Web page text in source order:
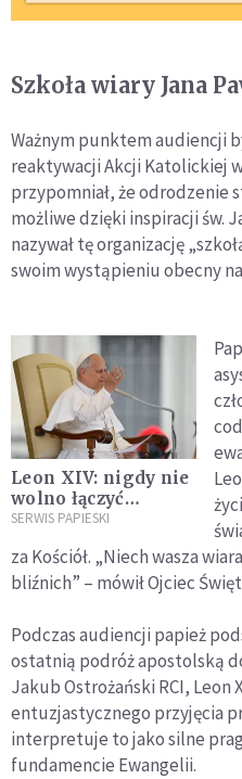
Szkoła wiary Jana
Ważnym punktem audiencji
reaktywacji Akcji Katolickiej
przypomniał, że odrodzenie
możliwe dzięki inspiracji św.
nazywał tę organizację
swoim wystąpieniu obecny
Leon XIV: nigdy nie
wolno łączyć
imienia Boga z
SERWIS PAPIESKI
za Kościół. „Niech wasza
bliźnich” – mówił Ojciec
Podczas audiencji papież
ostatnią podróż apostolską
Jakub Ostrożański RCI, Leon
entuzjastycznego przyjęcia
interpretuje to jako silne
fundamencie Ewangelii.